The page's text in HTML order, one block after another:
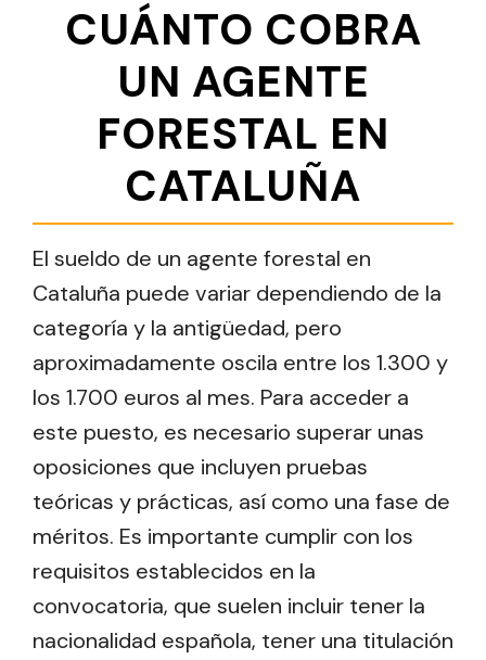
CUÁNTO COBRA
UN AGENTE
FORESTAL EN
CATALUÑA
El sueldo de un agente forestal en
Cataluña puede variar dependiendo de la
categoría y la antigüedad, pero
aproximadamente oscila entre los 1.300 y
los 1.700 euros al mes. Para acceder a
este puesto, es necesario superar unas
oposiciones que incluyen pruebas
teóricas y prácticas, así como una fase de
méritos. Es importante cumplir con los
requisitos establecidos en la
convocatoria, que suelen incluir tener la
nacionalidad española, tener una titulación